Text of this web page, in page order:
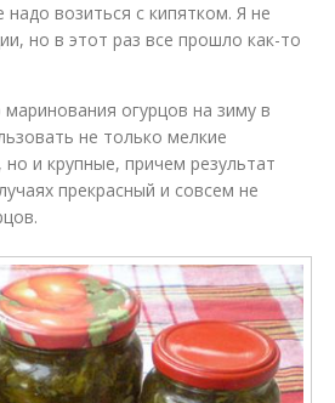
возиться с кипятком. Я не
но в этот раз все прошло как-то
огурцов на зиму в
не только мелкие
и крупные, причем результат
прекрасный и совсем не